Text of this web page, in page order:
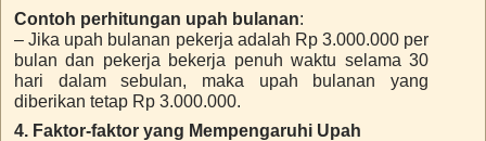
Contoh perhitungan upah bulanan:
– Jika upah bulanan pekerja adalah Rp 3.000.000 per
bulan dan pekerja bekerja penuh waktu selama 30
hari dalam sebulan, maka upah bulanan yang
diberikan tetap Rp 3.000.000.
4. Faktor-faktor yang Mempengaruhi Upah